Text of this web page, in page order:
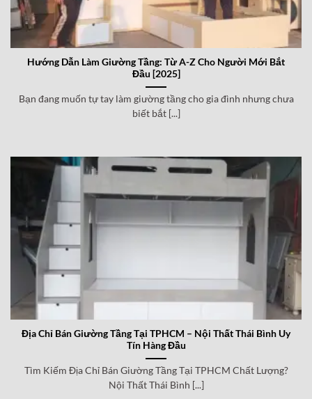
Hướng Dẫn Làm Giường Tầng: Từ A-Z Cho Người Mới Bắt
Đầu [2025]
Bạn đang muốn tự tay làm giường tầng cho gia đình nhưng chưa
biết bắt [...]
Địa Chỉ Bán Giường Tầng Tại TPHCM – Nội Thất Thái Bình Uy
Tín Hàng Đầu
Tìm Kiếm Địa Chỉ Bán Giường Tầng Tại TPHCM Chất Lượng?
Nội Thất Thái Bình [...]